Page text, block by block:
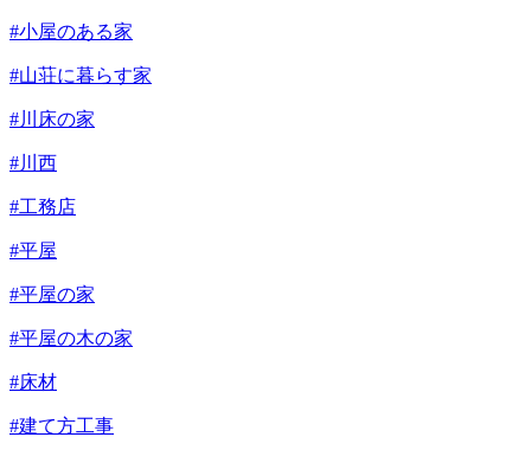
#小屋のある家
#山荘に暮らす家
#川床の家
#川西
#工務店
#平屋
#平屋の家
#平屋の木の家
#床材
#建て方工事